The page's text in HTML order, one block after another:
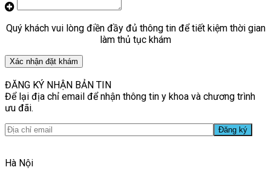
Quý khách vui lòng điền đầy đủ thông tin để tiết kiệm thời gian
làm thủ tục khám
Xác nhận đặt khám
ĐĂNG KÝ NHẬN BẢN TIN
Để lại địa chỉ email để nhận thông tin y khoa và chương trình
ưu đãi.
Hà Nội